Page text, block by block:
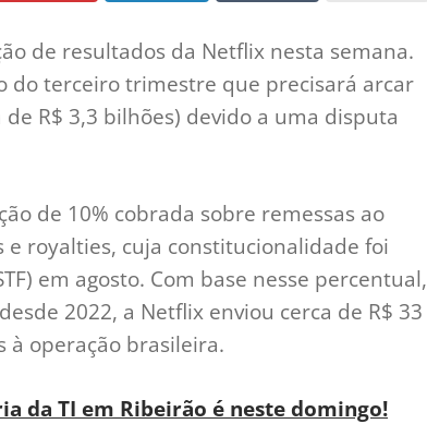
de resultados da Netflix nesta semana.
do terceiro trimestre que precisará arcar
R$ 3,3 bilhões) devido a uma disputa
de 10% cobrada sobre remessas ao
royalties, cuja constitucionalidade foi
em agosto. Com base nesse percentual,
2022, a Netflix enviou cerca de R$ 33
à operação brasileira.
da TI em Ribeirão é neste domingo!